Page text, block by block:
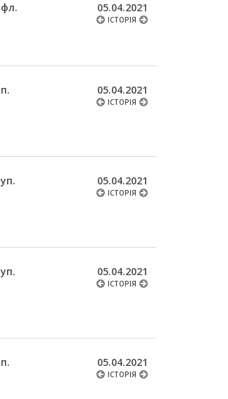
05.04.2021
ІСТОРІЯ
05.04.2021
ІСТОРІЯ
05.04.2021
ІСТОРІЯ
05.04.2021
ІСТОРІЯ
05.04.2021
ІСТОРІЯ